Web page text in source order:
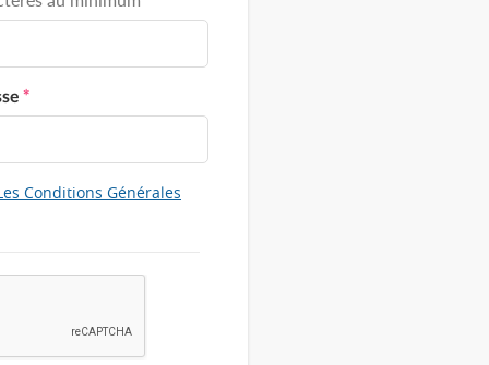
*
Conditions Générales